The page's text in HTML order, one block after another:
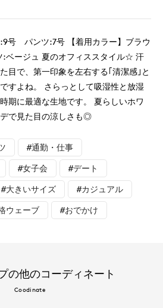
:9号 パンツ:7号 【着用カラー】ブラウ
ベージュ 夏のオフィススタイル☆ 汗
目で、第一印象を左右する｢清潔感｣と
すよね。 さらっとして吸湿性と放湿
期に最適な生地です。 夏らしいホワ
で見た目の涼しさも◎
#通勤・仕事
#女子会 #デート
#大きいサイズ #カジュアル
ウェーブ #おでかけ
の他のコーディネート
Coodinate